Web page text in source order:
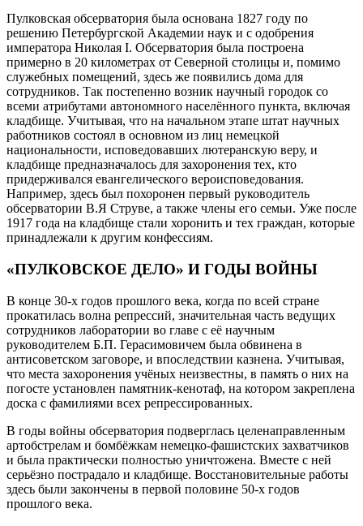
Пулковская обсерватория была основана 1827 году по
решению Петербургской Академии наук и с одобрения
императора Николая I. Обсерватория была построена
примерно в 20 километрах от Северной столицы и, помимо
служебных помещений, здесь же появились дома для
сотрудников. Так постепенно возник научный городок со
всеми атрибутами автономного населённого пункта, включая
кладбище. Учитывая, что на начальном этапе штат научных
работников состоял в основном из лиц немецкой
национальности, исповедовавших лютеранскую веру, и
кладбище предназначалось для захоронения тех, кто
придерживался евангелического вероисповедования.
Например, здесь был похоронен первый руководитель
обсерватории В.Я Струве, а также члены его семьи. Уже после
1917 года на кладбище стали хоронить и тех граждан, которые
принадлежали к другим конфессиям.
«ПУЛКОВСКОЕ ДЕЛО» И ГОДЫ ВОЙНЫ
В конце 30-х годов прошлого века, когда по всей стране
прокатилась волна репрессий, значительная часть ведущих
сотрудников лаборатории во главе с её научным
руководителем Б.П. Герасимовичем была обвинена в
антисоветском заговоре, и впоследствии казнена. Учитывая,
что места захоронения учёных неизвестны, в память о них на
погосте установлен памятник-кенотаф, на котором закреплена
доска с фамилиями всех репрессированных.
В годы войны обсерватория подверглась целенаправленным
артобстрелам и бомбёжкам немецко-фашистских захватчиков
и была практически полностью уничтожена. Вместе с ней
серьёзно пострадало и кладбище. Восстановительные работы
здесь были закончены в первой половине 50-х годов
прошлого века.